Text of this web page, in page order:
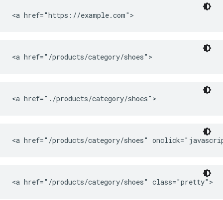
<a href="https://example.com">
<a href="/products/category/shoes">
<a href="./products/category/shoes">
<a href="/products/category/shoes"
<a href="/products/category/shoes" class="pretty">